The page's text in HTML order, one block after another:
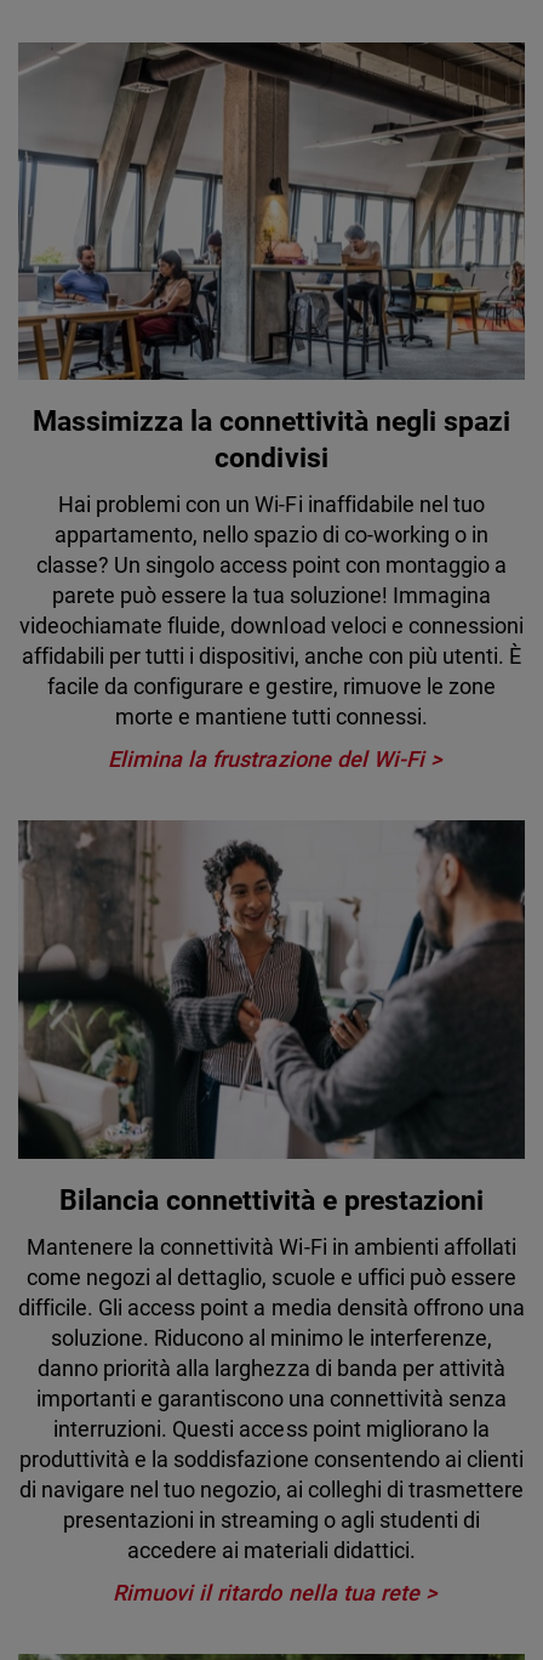
Massimizza la connettività negli spazi
condivisi
Hai problemi con un Wi-Fi inaffidabile nel tuo
appartamento, nello spazio di co-working o in
classe? Un singolo access point con montaggio a
parete può essere la tua soluzione! Immagina
videochiamate fluide, download veloci e connessioni
affidabili per tutti i dispositivi, anche con più utenti. È
facile da configurare e gestire, rimuove le zone
morte e mantiene tutti connessi.
Elimina la frustrazione del Wi-Fi
Bilancia connettività e prestazioni
Mantenere la connettività Wi-Fi in ambienti affollati
come negozi al dettaglio, scuole e uffici può essere
difficile. Gli access point a media densità offrono una
soluzione. Riducono al minimo le interferenze,
danno priorità alla larghezza di banda per attività
importanti e garantiscono una connettività senza
interruzioni. Questi access point migliorano la
produttività e la soddisfazione consentendo ai clienti
di navigare nel tuo negozio, ai colleghi di trasmettere
presentazioni in streaming o agli studenti di
accedere ai materiali didattici.
Rimuovi il ritardo nella tua rete